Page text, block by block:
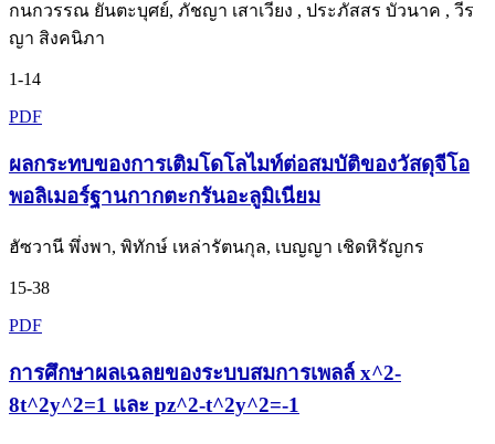
กนกวรรณ ยันตะบุศย์, ภัชญา เสาเวียง , ประภัสสร บัวนาค , วีร
ญา สิงคนิภา
1-14
PDF
ผลกระทบของการเติมโดโลไมท์ต่อสมบัติของวัสดุจีโอ
พอลิเมอร์ฐานกากตะกรันอะลูมิเนียม
ฮัซวานี พึ่งพา, พิทักษ์ เหล่ารัตนกุล, เบญญา เชิดหิรัญกร
15-38
PDF
การศึกษาผลเฉลยของระบบสมการเพลล์ x^2-
8t^2y^2=1 และ pz^2-t^2y^2=-1